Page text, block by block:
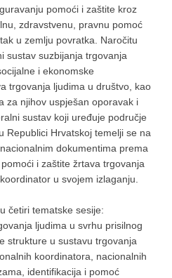
pomoći i zaštite kroz
zdravstvenu, pravnu pomoć
u zemlju povratka. Naročitu
sustav suzbijanja trgovanja
i ekonomske
trgovanja ljudima u društvo, kao
za njihov uspješan oporavak i
sustav koji uređuje područje
Republici Hrvatskoj temelji se na
dokumentima prema
i zaštite žrtava trgovanja
u svojem izlaganju.
četiri tematske sesije:
ljudima u svrhu prisilnog
strukture u sustavu trgovanja
koordinatora, nacionalnih
identifikacija i pomoć